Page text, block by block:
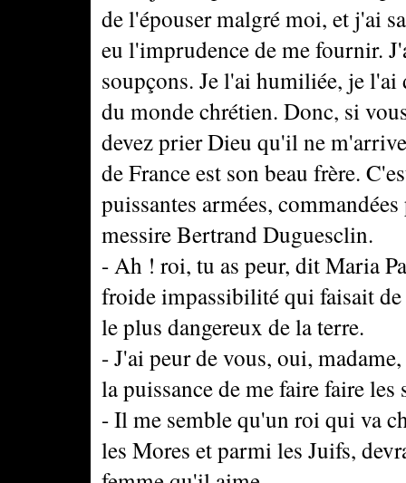
de l'épouser malgré moi, et j'ai
eu l'imprudence de me fournir.
soupçons. Je l'ai humiliée, je
du monde chrétien. Donc, si
devez prier Dieu qu'il ne
de France est son beau frère.
puissantes armées,
messire Bertrand Duguesclin.
- Ah ! roi, tu as peur, dit Maria
froide impassibilité qui faisait
le plus dangereux de la terre.
- J'ai peur de vous, oui,
la puissance de me faire faire les
- Il me semble qu'un roi qui va
les Mores et parmi les Juifs,